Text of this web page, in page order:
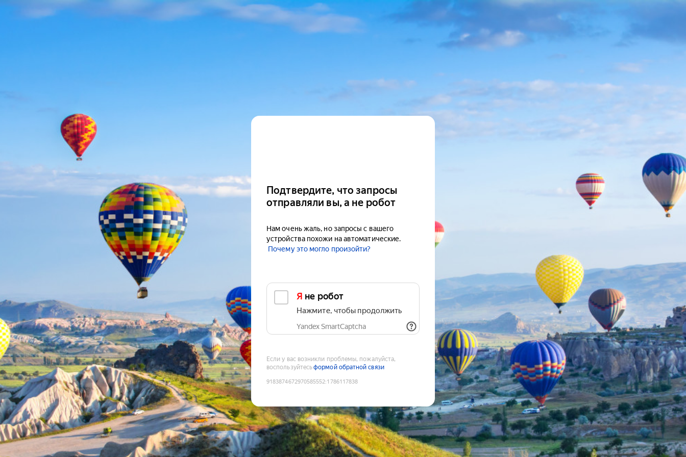
Подтвердите, что запросы
отправляли вы, а не робот
Нам очень жаль, но запросы с вашего
устройства похожи на автоматические.
Почему это могло произойти?
Я не робот
Нажмите, чтобы продолжить
Yandex SmartCaptcha
Если у вас возникли проблемы, пожалуйста,
воспользуйтесьформой обратной связи
9183874672970585552:1786117838